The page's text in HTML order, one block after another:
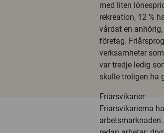
med liten
rekreation, 12 %
vårdat en
företag.
verksamheter
var tredje ledig
skulle troligen ha
Friårsvikarier
Friårsvikarierna